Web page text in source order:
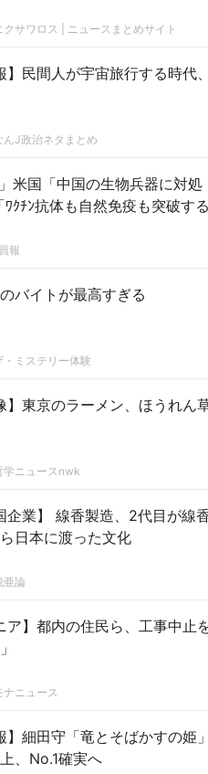
クサワロス | ニュースまとめサイト
】民間人が宇宙旅行する時代
んJ政治ネタまとめ
米国「中国の生物兵器に対
ｸﾁﾝ抗体も自然免疫も突破
報
バイトが最高すぎる
・ミステリー体験
】東京のラーメン、ほうれ
学ニュースnwk
企業】 線香製造、2代目が
日本に渡った文化
亜論
ア】都内の住民ら、工事中
ナニュース
】細田守「竜とそばかすの
、No.1確実へ